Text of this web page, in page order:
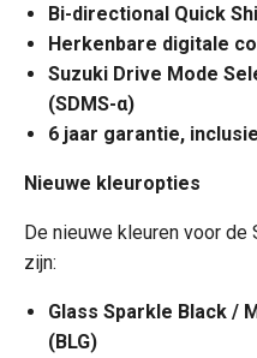
Bi-directional Quick
Herkenbare digitale
Suzuki Drive Mode
(SDMS-α)
6 jaar garantie,
Nieuwe kleuropties
De nieuwe kleuren voor de
zijn:
Glass Sparkle Black /
(BLG)